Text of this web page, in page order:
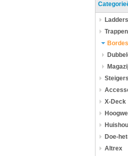
Ladders
Trappen
Steigers
X-Deck
Doe-
Altrex